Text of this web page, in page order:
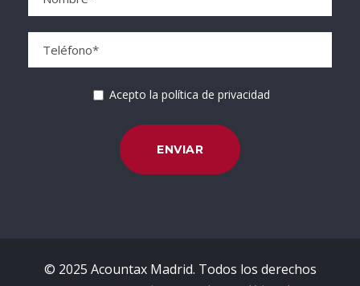
Acepto la política de privacidad
© 2025 Acountax Madrid. Todos los derechos